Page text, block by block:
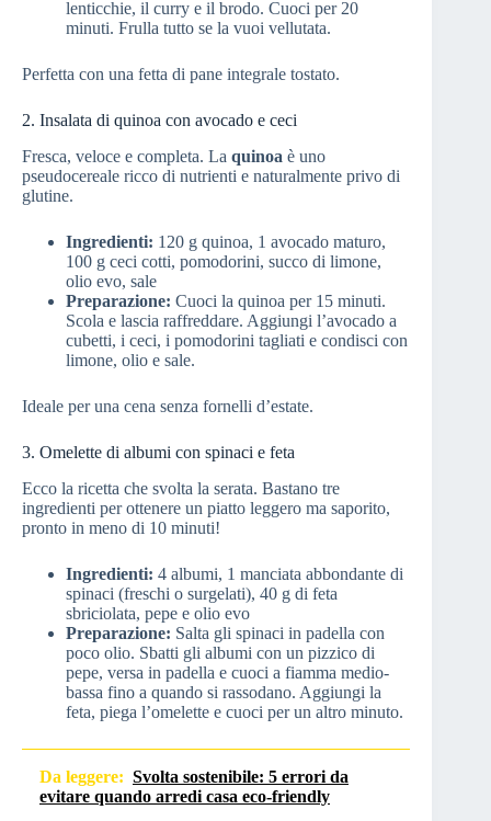
lenticchie, il curry e il brodo. Cuoci per 20
minuti. Frulla tutto se la vuoi vellutata.
Perfetta con una fetta di pane integrale tostato.
2. Insalata di quinoa con avocado e ceci
Fresca, veloce e completa. La quinoa è uno
pseudocereale ricco di nutrienti e naturalmente privo di
glutine.
Ingredienti: 120 g quinoa, 1 avocado maturo,
100 g ceci cotti, pomodorini, succo di limone,
olio evo, sale
Preparazione: Cuoci la quinoa per 15 minuti.
Scola e lascia raffreddare. Aggiungi l’avocado a
cubetti, i ceci, i pomodorini tagliati e condisci con
limone, olio e sale.
Ideale per una cena senza fornelli d’estate.
3. Omelette di albumi con spinaci e feta
Ecco la ricetta che svolta la serata. Bastano tre
ingredienti per ottenere un piatto leggero ma saporito,
pronto in meno di 10 minuti!
Ingredienti: 4 albumi, 1 manciata abbondante di
spinaci (freschi o surgelati), 40 g di feta
sbriciolata, pepe e olio evo
Preparazione: Salta gli spinaci in padella con
poco olio. Sbatti gli albumi con un pizzico di
pepe, versa in padella e cuoci a fiamma medio-
bassa fino a quando si rassodano. Aggiungi la
feta, piega l’omelette e cuoci per un altro minuto.
Da leggere: Svolta sostenibile: 5 errori da
evitare quando arredi casa eco-friendly